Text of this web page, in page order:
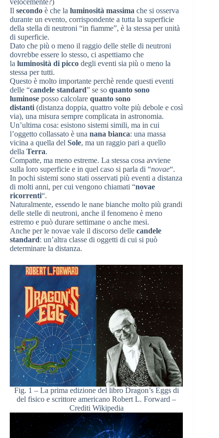
velocemente?)
Il secondo è che la luminosità massima che si osserva
durante un evento, corrispondente a tutta la superficie
della stella di neutroni “in fiamme”, è la stessa per unità
di superficie.
Dato che più o meno il raggio delle stelle di neutroni
dovrebbe essere lo stesso, ci aspettiamo che
la luminosità di picco degli eventi sia più o meno la
stessa per tutti.
Questo è molto importante perchè rende questi eventi
delle “candele standard” se so quanto sono
luminose posso calcolare quanto sono
distanti (distanza doppia, quattro volte più debole e così
via), una misura sempre complicata in astronomia.
Un’ultima cosa: esistono sistemi simili, ma in cui
l’oggetto collassato è una nana bianca: una massa
vicina a quella del Sole, ma un raggio pari a quello
della Terra.
Compatte, ma meno estreme. La stessa cosa avviene
sulla loro superficie e in quel caso si parla di “novae“.
In pochi sistemi sono stati osservati più eventi a distanza
di molti anni, per cui vengono chiamati “novae
ricorrenti“.
Naturalmente, essendo le nane bianche molto più grandi
delle stelle di neutroni, anche il fenomeno è meno
estremo e può durare settimane o anche mesi.
Anche per le novae vale il discorso delle candele
standard: un’altra classe di oggetti di cui si può
determinare la distanza.
Fig. 1 – La prima edizione del libro Dragon’s Eggs di
del fisico e scrittore americano Robert L. Forward –
Crediti Wikipedia